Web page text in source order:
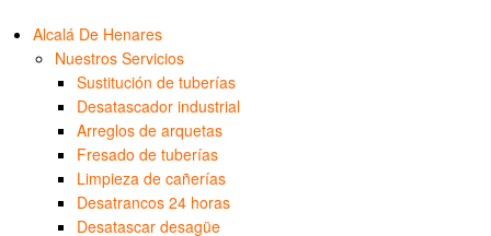
Alcalá De Henares
Nuestros Servicios
Sustitución de tuberías
Desatascador industrial
Arreglos de arquetas
Fresado de tuberías
Limpieza de cañerías
Desatrancos 24 horas
Desatascar desagüe